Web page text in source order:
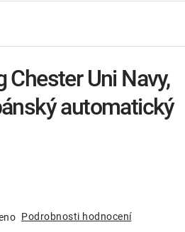
Podrobnosti hodnocení
Chester Uni Navy,
automatický